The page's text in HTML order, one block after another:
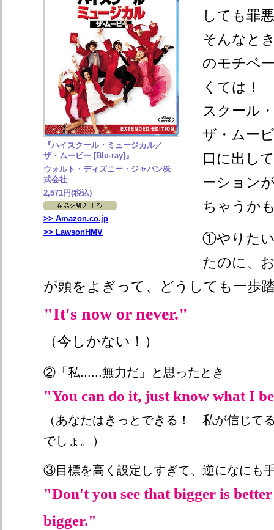
『ハイスクール・ミュージカル／
ザ・ムービー [Blu-ray]』
ウォルト・ディズニー・ジャパン株
式会社
2,571円(税込)
>> Amazon.co.jp
>> LawsonHMV
しても罪
そんなと
のモチベ
くては！
スクール
ザ・ムー
口に出し
ーション
ちゃうか
①やりた
たのに、
が頭をよぎって、どうしても一歩
"It's now or never."
（今しかない！）
②「私......無力だ」と思ったとき
"You can do it, just know what I
（あなたはきっとできる！ 私が信じて
でしょ。）
③目標を高く設定しすぎて、逆になにも
"Don't you see that bigger is
bigger."